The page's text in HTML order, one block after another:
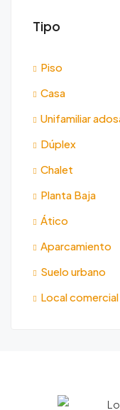
Tipo
Piso
Casa
Unifamiliar
Dúplex
Chalet
Planta Baja
Ático
Aparcamiento
Suelo urbano
Local comercial